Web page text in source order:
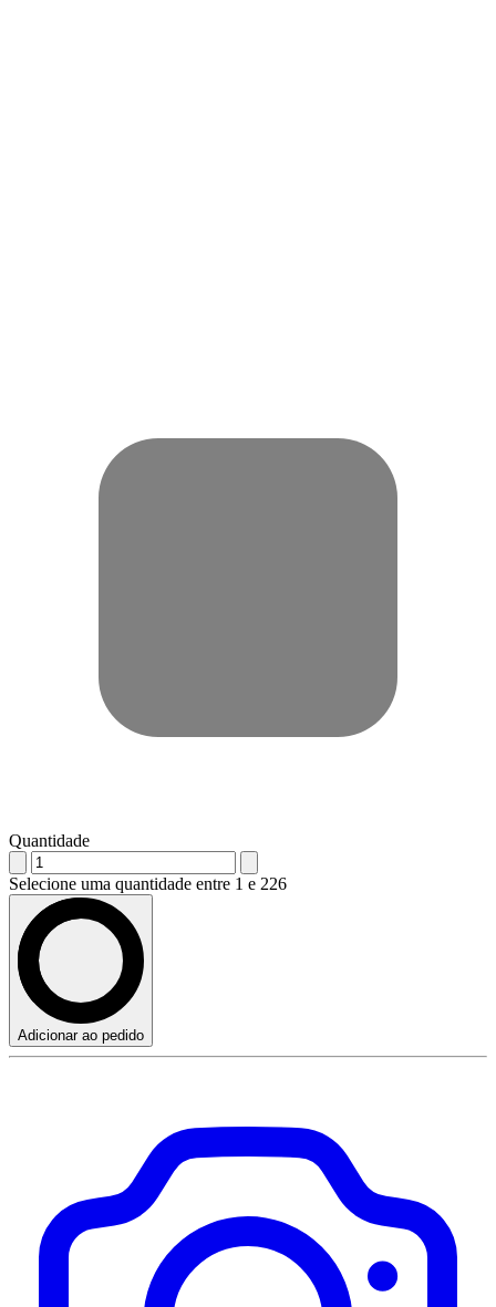
Quantidade
Selecione uma quantidade entre 1 e 226
Adicionar ao pedido